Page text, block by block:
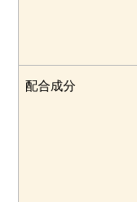
配合成分